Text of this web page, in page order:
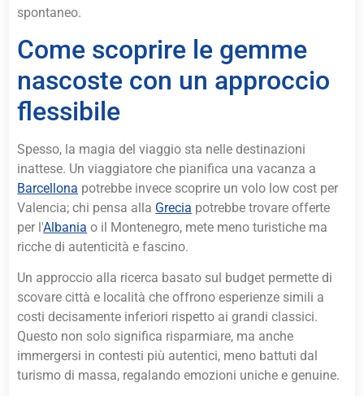
spontaneo.
Come scoprire le gemme
nascoste con un approccio
flessibile
Spesso, la magia del viaggio sta nelle destinazioni
inattese. Un viaggiatore che pianifica una vacanza a
Barcellona potrebbe invece scoprire un volo low cost per
Valencia; chi pensa alla Grecia potrebbe trovare offerte
per l'Albania o il Montenegro, mete meno turistiche ma
ricche di autenticità e fascino.
Un approccio alla ricerca basato sul budget permette di
scovare città e località che offrono esperienze simili a
costi decisamente inferiori rispetto ai grandi classici.
Questo non solo significa risparmiare, ma anche
immergersi in contesti più autentici, meno battuti dal
turismo di massa, regalando emozioni uniche e genuine.